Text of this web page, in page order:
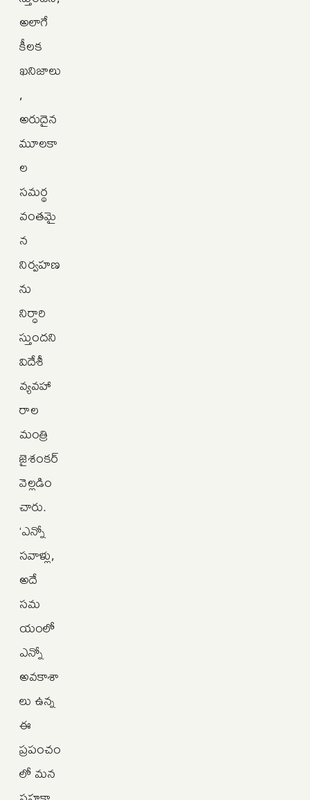
అలాగే
కీలక
ఖనిజాలు
,
అరుదైన
మూలకా
ల
సమర్థ
వంతమై
న
నిర్వహణ
ను
నిర్ధారి
స్తుందని
విదేశీ
వ్యవహా
రాల
మంత్రి
జైశంకర్‌
వెల్లడిం
చారు.
‘ఎన్నో
సవాళ్లు,
అదే
సమ
యంలో
ఎన్నో
అవకాశా
లు ఉన్న
ఈ
ప్రపంచం
లో మన